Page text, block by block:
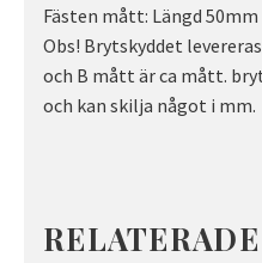
Fästen mått: Längd
Obs! Brytskyddet
och B mått är ca mått.
och kan skilja något i mm.